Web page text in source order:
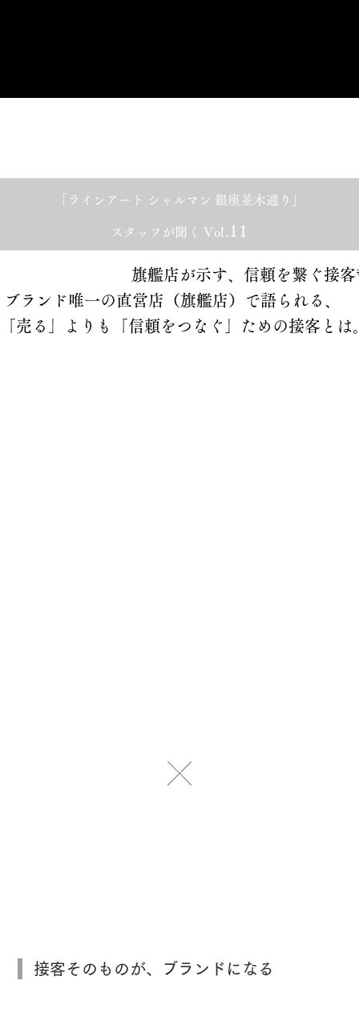
ラインアート シャルマン 銀座並木通り」
スタッフが聞く Vol. 11
旗艦店が示す、信頼を繋ぐ接
ブランド唯一の直営店（旗艦店）で語られる、
「売る」よりも「信頼をつなぐ」ための接客と
接客そのものが、ブランドになる